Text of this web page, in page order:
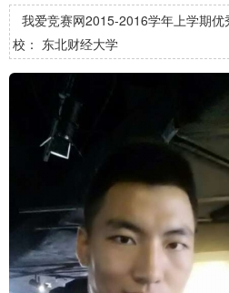
我爱竞赛网2015-2016学年上学期
校： 东北财经大学